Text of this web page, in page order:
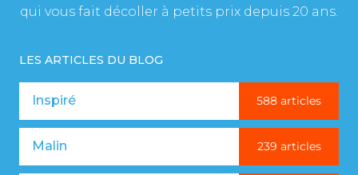
qui vous fait décoller à petits prix depuis 20 ans.
LES ARTICLES DU BLOG
Inspiré 588 articles
Malin 239 articles